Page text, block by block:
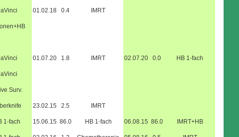
01.02.18 0.4 IMRT
01.07.20 1.8 IMRT 02.07.20 0.0 HB 1-fach
Surv.
23.02.15 2.5 IMRT
1-fach 15.06.15 86.0 HB 1-fach 06.08.15 86.0 IMRT+HB